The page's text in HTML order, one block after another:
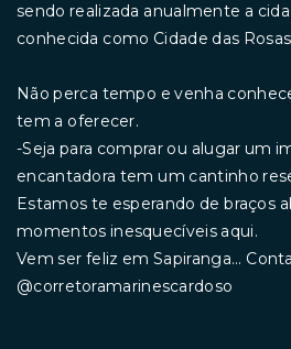
sendo realizada anualmente a
conhecida como Cidade das
Não perca tempo e venha
tem a oferecer.
-Seja para comprar ou alugar um
encantadora tem um cantinho
Estamos te esperando de braços
momentos inesquecíveis aqui.
Vem ser feliz em Sapiranga...
@corretoramarinescardoso